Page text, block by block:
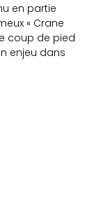
en partie
« Crane
coup de pied
enjeu dans